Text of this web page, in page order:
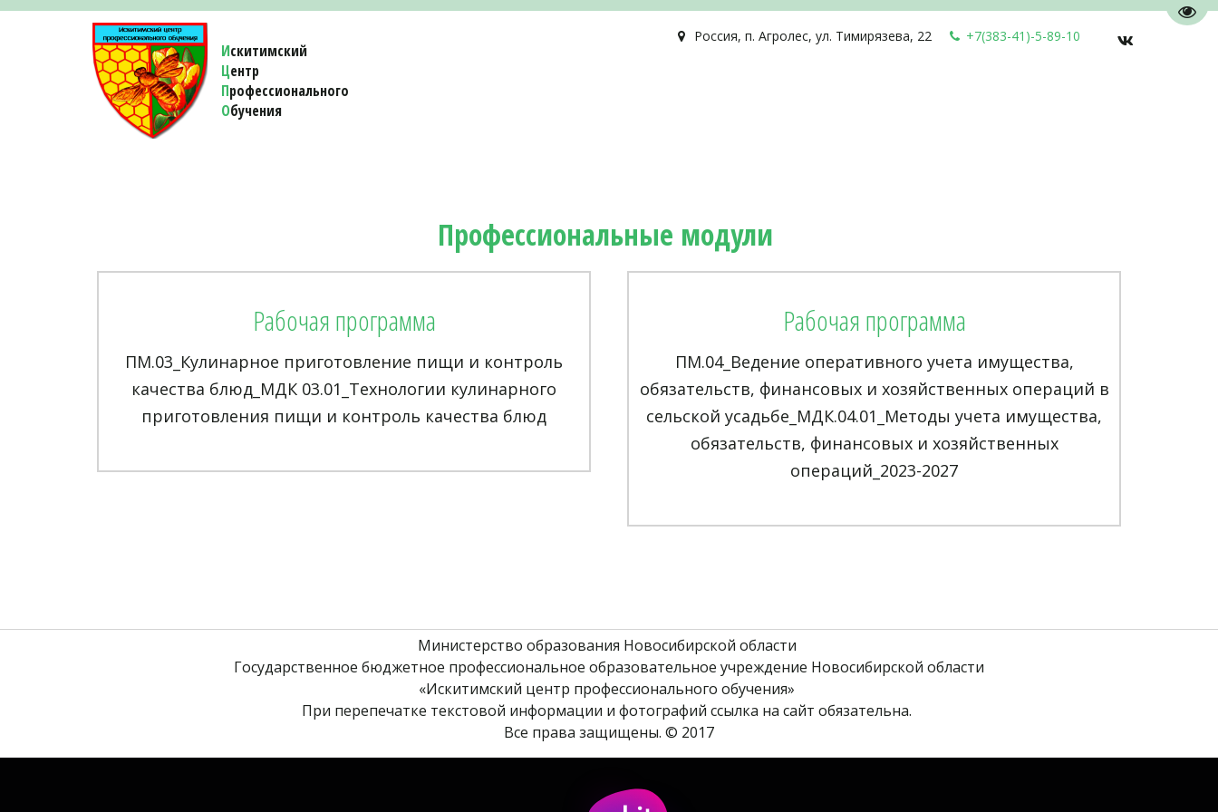
Искитимский
Центр
Профессионального
Обучения
+7(383-41)-5-89-10
Россия, п. Агролес, ул. Тимирязева, 22
Профессиональные модули
Рабочая программа
ПМ.03_Кулинарное приготовление пищи и контроль
качества блюд_МДК 03.01_Технологии кулинарного
приготовления пищи и контроль качества блюд
Рабочая программа
ПМ.04_Ведение оперативного учета имущества,
обязательств, финансовых и хозяйственных операций в
сельской усадьбе_МДК.04.01_Методы учета имущества,
обязательств, финансовых и хозяйственных
операций_2023-2027
Министерство образования Новосибирской области
Государственное бюджетное профессиональное образовательное учреждение Новосибирской области
«Искитимский центр профессионального обучения»
При перепечатке текстовой информации и фотографий ссылка на сайт обязательна.
Все права защищены. © 2017